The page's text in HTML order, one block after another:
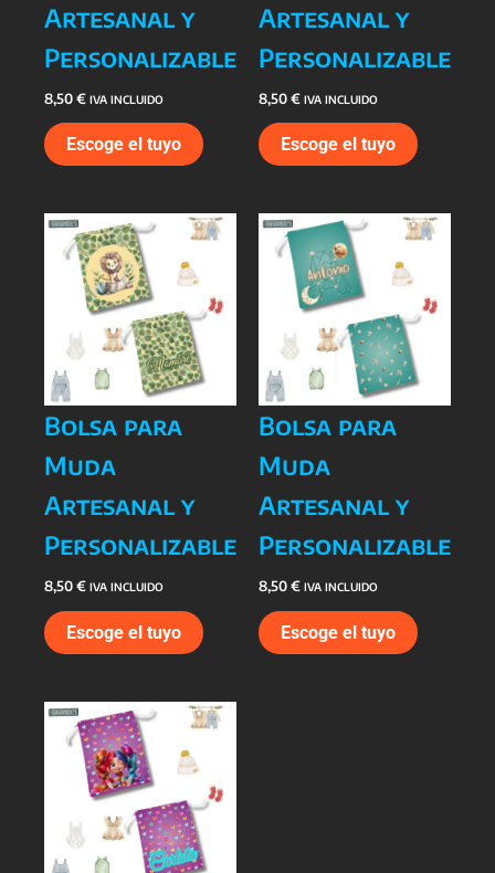
Artesanal y
Personalizable
8,50€ IVA INCLUIDO
Escoge el tuyo
Artesanal y
Personalizable
8,50€ IVA INCLUIDO
Escoge el tuyo
Bolsa para
Muda
Artesanal y
Personalizable
8,50€ IVA INCLUIDO
Escoge el tuyo
Bolsa para
Muda
Artesanal y
Personalizable
8,50€ IVA INCLUIDO
Escoge el tuyo